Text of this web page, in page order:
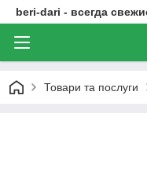
beri-dari - всегда
Товари та послуги